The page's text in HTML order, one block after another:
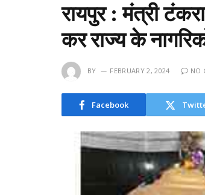
रायपुर : मंत्री
कर राज्य के
BY FEBRUARY 2, 2024 NO
Facebook